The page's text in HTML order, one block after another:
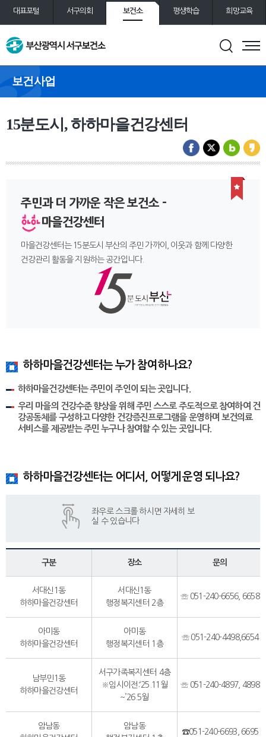
대표포털 서구의회 보건소 평생학습 희망교육
보건사업
15분도시, 하하마을건강센터
주민과 더 가까운 작은 보건소 -
마을건강센터
마을건강센터는 15분도시 부산의 주민 가까이, 이웃과 함께 다양한
건강관리 활동을 지원하는 공간입니다.
하하마을건강센터는 누가 참여하나요?
하하마을건강센터는 주민이 주인이 되는 곳입니다.
우리 마을의 건강수준 향상을 위해 주민 스스로 주도적으로 참여하여 건
강공동체를 구성하고 다양한 건강증진프로그램을 운영하며 보건의료
서비스를 제공받는 주민 누구나 참여할 수 있는 곳입니다.
하하마을건강센터는 어디서, 어떻게 운영 되나요?
구분 장소 문의
서대신1동
하하마을건강센터
서대신1동
행정복지센터 2층
☏ 051-240-6656, 6658
아미동
하하마을건강센터
아미동
행정복지센터 1층
☏ 051-240-4498,6654
남부민1동
하하마을건강센터
서구가족복지센터 4층
※임시이전:‘25.11월
~’26.5월
☏ 051-240-4897, 4898
암남동
암남동
☎051-240-6693, 6695